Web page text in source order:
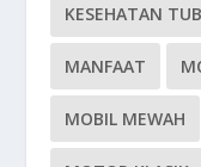
KESEHATAN
MANFAAT
MOBIL MEWAH